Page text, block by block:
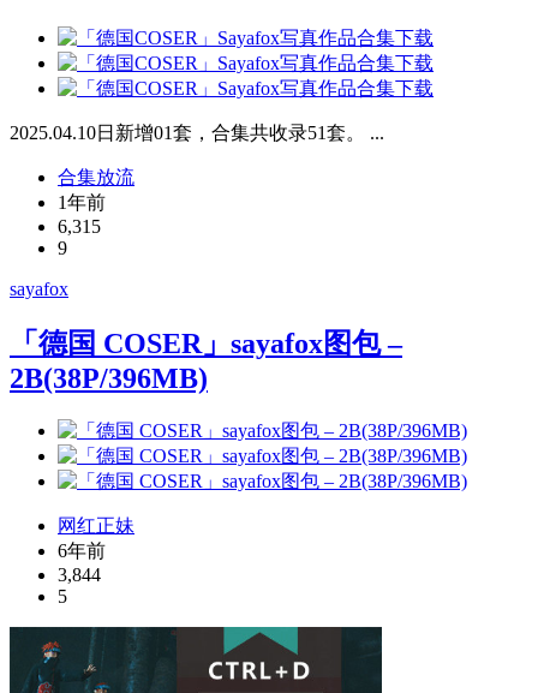
2025.04.10日新增01套，合集共收录51套。 ...
合集放流
1年前
6,315
9
sayafox
「德国 COSER」sayafox图包 –
2B(38P/396MB)
网红正妹
6年前
3,844
5